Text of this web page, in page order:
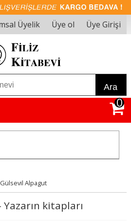
Üyelik Üye ol Üye Girişi
Ara
0
Gülsevil Alpagut
kitapları